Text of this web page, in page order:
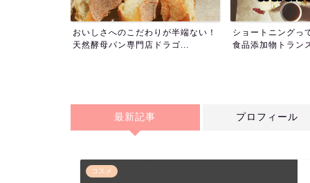
りが半端ない！
ショートニングって何？本当は怖い
食品添加物トランス脂肪酸...
スマホ代を節
がおすすめ！
最新記事 プロフィール
コスメ